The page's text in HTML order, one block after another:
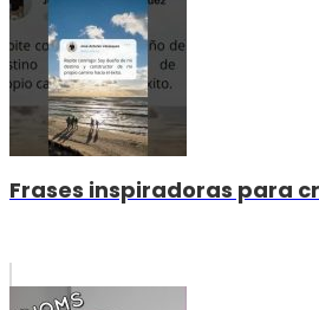
Frases inspiradoras para